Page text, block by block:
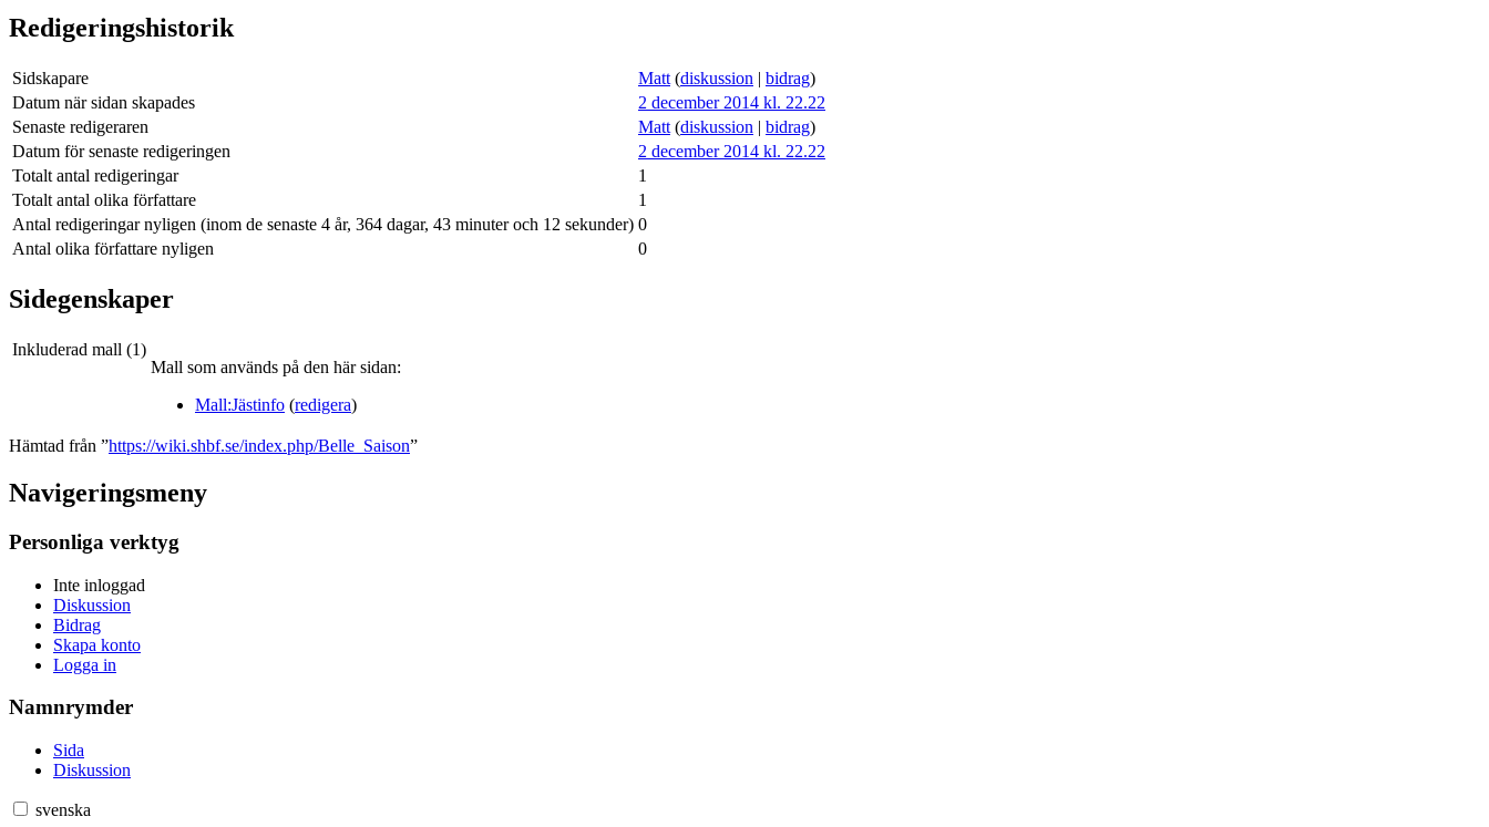
Redigeringshistorik
Sidskapare Matt (diskussion | bidrag)
Datum när sidan skapades
2 december 2014 kl. 22.22
Senaste redigeraren
Matt (diskussion | bidrag)
Datum för senaste redigeringen
2 december 2014 kl. 22.22
Totalt antal redigeringar
1
Totalt antal olika författare
1
Antal redigeringar nyligen (inom de senaste 4 år, 364 dagar, 43 minuter och 12 sekunder) 0
Antal olika författare nyligen
0
Sidegenskaper
Inkluderad mall (1)
Mall som används på den här sidan:
Mall:Jästinfo (redigera)
Hämtad från ”https://wiki.shbf.se/index.php/Belle_Saison”
Navigeringsmeny
Personliga verktyg
Inte inloggad
Diskussion
Bidrag
Skapa konto
Logga in
Namnrymder
Sida
Diskussion
svenska